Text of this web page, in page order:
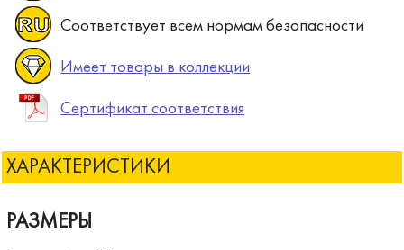
Соответствует всем нормам безопасности
Имеет товары в коллекции
Сертификат соответствия
ХАРАКТЕРИСТИКИ
РАЗМЕРЫ